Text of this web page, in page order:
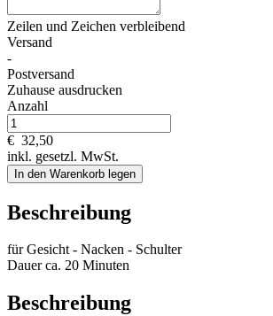
Zeilen und Zeichen verbleibend
Versand
-
Postversand
Zuhause ausdrucken
Anzahl
€ 32,50
inkl. gesetzl. MwSt.
In den Warenkorb legen
Beschreibung
für Gesicht - Nacken - Schulter
Dauer ca. 20 Minuten
Beschreibung